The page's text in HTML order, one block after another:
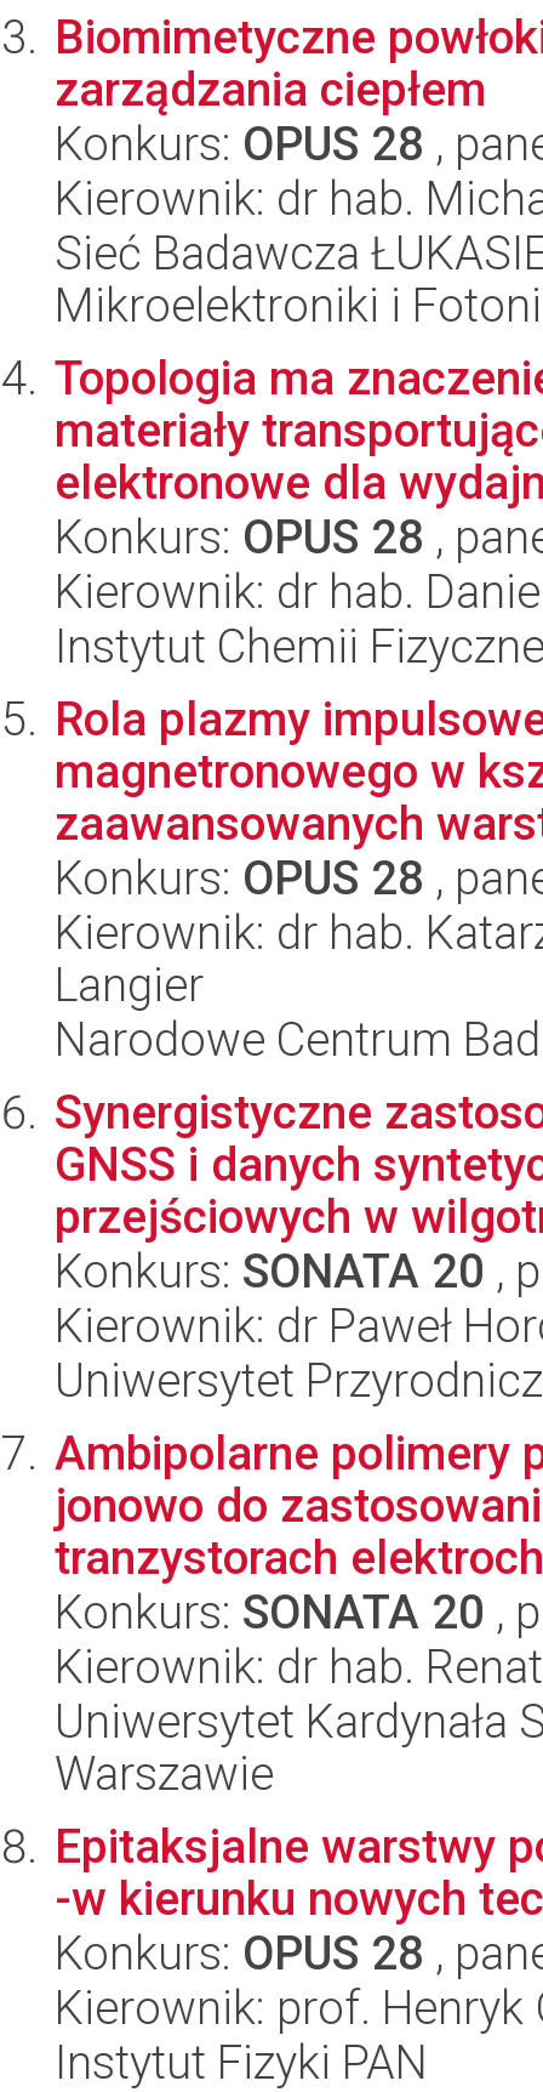
Biomimetyczne
zarządzania ciepłem
Konkurs: OPUS 28 ,
Kierownik: dr hab.
Sieć Badawcza
Mikroelektroniki i
Topologia ma
materiały
elektronowe dla
Konkurs: OPUS 28 ,
Kierownik: dr hab.
Instytut Chemii
Rola plazmy
magnetronowego w
zaawansowanych
Konkurs: OPUS 28 ,
Kierownik: dr hab.
Langier
Narodowe Centrum
Synergistyczne
GNSS i danych
przejściowych w
Konkurs: SONATA 20 ,
Kierownik: dr Paweł
Uniwersytet
Ambipolarne polimery
jonowo do
tranzystorach
Konkurs: SONATA 20 ,
Kierownik: dr hab.
Uniwersytet Kardynała
Warszawie
Epitaksjalne warstwy
-w kierunku nowych
Konkurs: OPUS 28 ,
Kierownik: prof. Henryk
Instytut Fizyki PAN